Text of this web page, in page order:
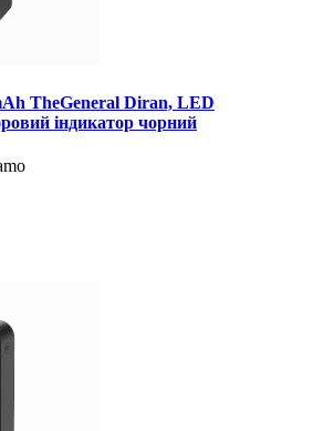
TheGeneral Diran, LED
індикатор чорний